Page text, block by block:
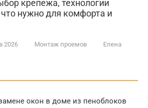
крепежа, технологии
нужно для комфорта и
2026 Монтаж проемов
Елена
окон в доме из пеноблоков